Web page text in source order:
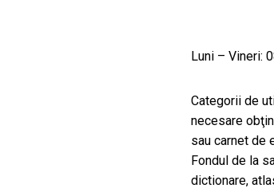
Luni – Vineri:
Categorii de
necesare
sau carnet de
Fondul de la
dictionare,